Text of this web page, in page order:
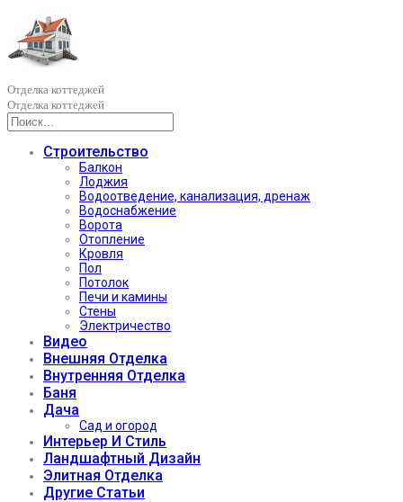
Отделка коттеджей
Отделка коттеджей
Строительство
Балкон
Лоджия
Водоотведение, канализация, дренаж
Водоснабжение
Ворота
Отопление
Кровля
Пол
Потолок
Печи и камины
Стены
Электричество
Видео
Внешняя Отделка
Внутренняя Отделка
Баня
Дача
Сад и огород
Интерьер И Стиль
Ландшафтный Дизайн
Элитная Отделка
Другие Статьи